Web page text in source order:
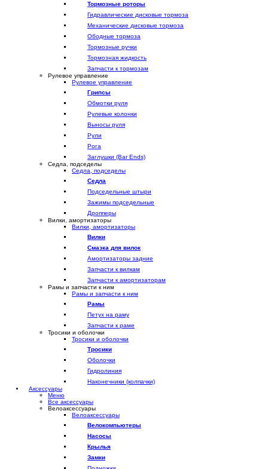
Тормозные роторы
Гидравлические дисковые тормоза
Механические дисковые тормоза
Ободные тормоза
Тормозные ручки
Тормозная жидкость
Запчасти к тормозам
Рулевое управление
Рулевое управление
Грипсы
Обмотки руля
Рулевые колонки
Выносы руля
Рули
Рога
Заглушки (Bar Ends)
Седла, подседелы
Седла, подседелы
Седла
Подседельные штыри
Зажимы подседельные
Дропперы
Вилки, амортизаторы
Вилки, амортизаторы
Вилки
Смазка для вилок
Амортизаторы задние
Запчасти к вилкам
Запчасти к амортизаторам
Рамы и запчасти к ним
Рамы и запчасти к ним
Рамы
Петух на раму
Запчасти к раме
Тросики и оболочки
Тросики и оболочки
Тросики
Оболочки
Гидролиния
Наконечники (колпачки)
Аксессуары
Меню
Все аксессуары
Велоаксессуары
Велоаксессуары
Велокомпьютеры
Насосы
Крылья
Замки